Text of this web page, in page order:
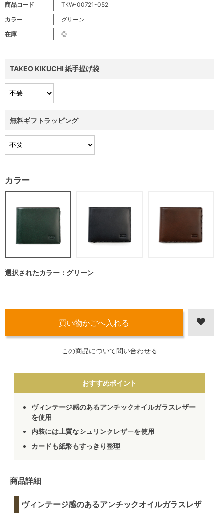
商品コード
TKW-00721-052
カラー
グリーン
在庫
◎
TAKEO KIKUCHI 紙手提げ袋
無料ギフトラッピング
カラー
選択されたカラー：グリーン
この商品について問い合わせる
おすすめポイント
ヴィンテージ感のあるアンチックオイルガラスレザー
を使用
内装には上質なシュリンクレザーを使用
カードも紙幣もすっきり整理
商品詳細
ヴィンテージ感のあるアンチックオイルガラスレザ